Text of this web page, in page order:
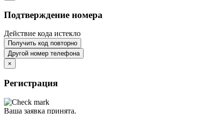
Подтверждение номера
Действие кода истекло
Получить код повторно
Другой номер телефона
×
Регистрация
Ваша заявка принята.